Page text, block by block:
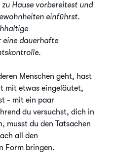
Hause vorbereitest und
einführst.
eine dauerhafte
Menschen geht, hast
mit etwas eingeläutet,
- mit ein paar
du versuchst, dich in
musst du den Tatsachen
all den
Form bringen.